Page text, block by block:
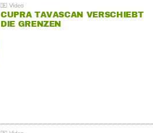
CUPRA TAVASCAN VERSCHIEBT
DIE GRENZEN